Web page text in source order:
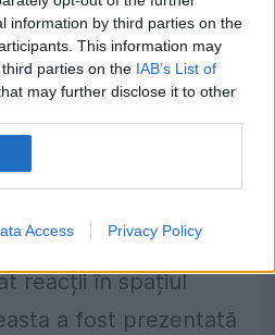
information by third parties on the
This information may
parties on the IAB’s List of
may further disclose it to other
Access Privacy Policy
intră în AUR și
pe
Păcuraru la o
(AUR) la
reacții în spațiul
a fost prezentată